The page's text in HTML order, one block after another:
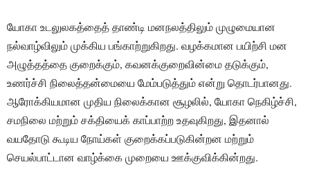
யோகா உடலுலகத்தைத் தாண்டி மனநலத்திலும் முழுமையான
நல்வாழ்விலும் முக்கிய பங்காற்றுகிறது. வழக்கமான பயிற்சி மன
அழுத்தத்தை குறைக்கும், கவனக்குறைவின்மை தடுக்கும்,
உணர்ச்சி நிலைத்தன்மையை மேம்படுத்தும் என்று தொடர்பானது.
ஆரோக்கியமான முதிய நிலைக்கான சூழலில், யோகா நெகிழ்ச்சி,
சமநிலை மற்றும் சக்தியைக் காப்பாற்ற உதவுகிறது, இதனால்
வயதோடு கூடிய நோய்கள் குறைக்கப்படுகின்றன மற்றும்
செயல்பாட்டான வாழ்க்கை முறையை ஊக்குவிக்கின்றது.